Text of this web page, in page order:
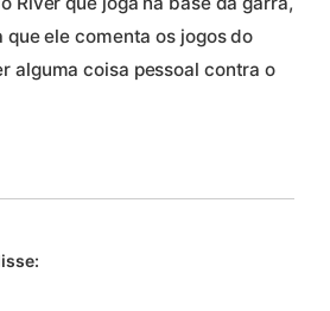
ele comenta os jogos do
alguma coisa pessoal contra o